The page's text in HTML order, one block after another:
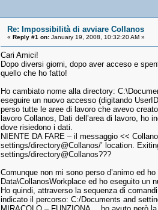
Re: Impossibilità di avviare Collanos
« Reply #1 on:January 19, 2008, 10:32:20 AM »
Cari Amici!
Dopo diversi giorni, dopo aver acceso e
quello che ho fatto!
Ho cambiato nome alla directory:
eseguire un nuovo accesso (digitando
perso tutte le aree di lavoro che avevo
lavoro Collanos, Dati dell’area di lavoro, ho
dove risiedono i dati.
NIENTE DA FARE – il messaggio <<
settings/directory@Collanos/’ location.
settings/directory@Collanos???
Comunque non mi sono perso d’animo ed
Data\CollanosWorkplace ed ho eseguito un
Ho quindi, attraverso la sequenza di
indicato il percorso: C:/Documents and